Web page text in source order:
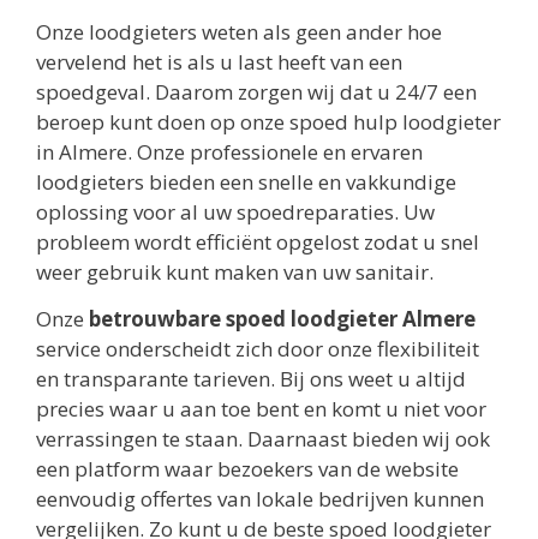
Onze loodgieters weten als geen ander hoe
vervelend het is als u last heeft van een
spoedgeval. Daarom zorgen wij dat u 24/7 een
beroep kunt doen op onze spoed hulp loodgieter
in Almere. Onze professionele en ervaren
loodgieters bieden een snelle en vakkundige
oplossing voor al uw spoedreparaties. Uw
probleem wordt efficiënt opgelost zodat u snel
weer gebruik kunt maken van uw sanitair.
Onze betrouwbare spoed loodgieter Almere
service onderscheidt zich door onze flexibiliteit
en transparante tarieven. Bij ons weet u altijd
precies waar u aan toe bent en komt u niet voor
verrassingen te staan. Daarnaast bieden wij ook
een platform waar bezoekers van de website
eenvoudig offertes van lokale bedrijven kunnen
vergelijken. Zo kunt u de beste spoed loodgieter